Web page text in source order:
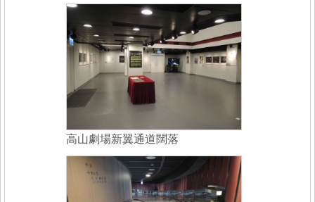
高山劇場新翼通道闊落